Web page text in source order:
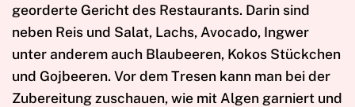
georderte Gericht des Restaurants. Darin sind
neben Reis und Salat, Lachs, Avocado, Ingwer
unter anderem auch Blaubeeren, Kokos Stückchen
und Gojbeeren. Vor dem Tresen kann man bei der
Zubereitung zuschauen, wie mit Algen garniert und